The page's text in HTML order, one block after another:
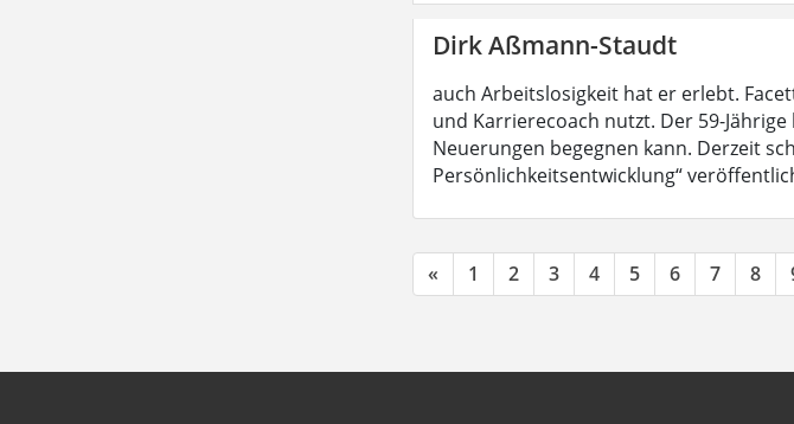
Dirk Aßmann-Staudt
auch Arbeitslosigkeit hat er erlebt.
und Karrierecoach nutzt. Der 59-
Neuerungen begegnen kann. Derzeit
Persönlichkeitsentwicklung“
« 1 2 3 4 5 6 7 8